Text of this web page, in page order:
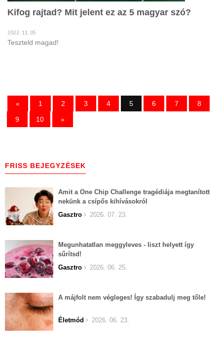
Kifog rajtad? Mit jelent ez az 5 magyar szó?
2022. 11. 05
Teszteld magad!
« 1 2 3 4 5 6 7
8
9
10 »
FRISS BEJEGYZÉSEK
Amit a One Chip Challenge tragédiája megtanított
nekünk a csípős kihívásokról
Gasztro
2026. 07. 23.
Megunhatatlan meggyleves - liszt helyett így
sűrítsd!
Gasztro
2026. 06. 25.
A májfolt nem végleges! Így szabadulj meg tőle!
Életmód 2026. 06. 23.